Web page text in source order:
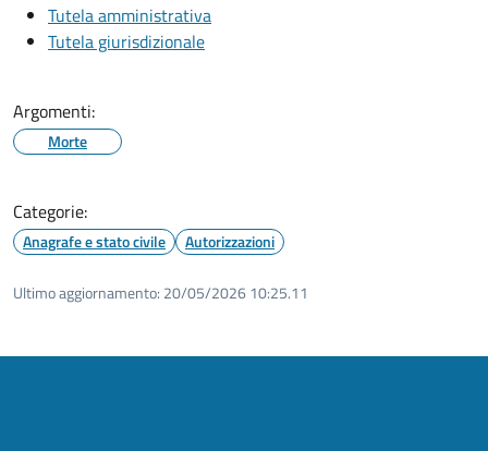
Tutela amministrativa
Tutela giurisdizionale
Argomenti:
Morte
Categorie:
Anagrafe e stato civile Autorizzazioni
Ultimo aggiornamento: 20/05/2026 10:25.11